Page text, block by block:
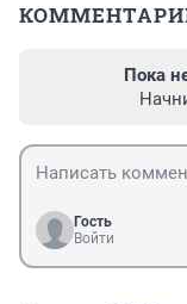
Пока
Гость
Войти